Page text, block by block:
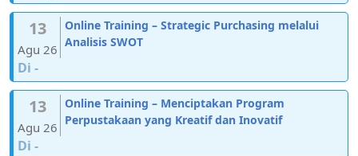
13
Agu 26
Online Training – Strategic Purchasing melalui
Analisis SWOT
Di -
13
Agu 26
Online Training – Menciptakan Program
Perpustakaan yang Kreatif dan Inovatif
Di -